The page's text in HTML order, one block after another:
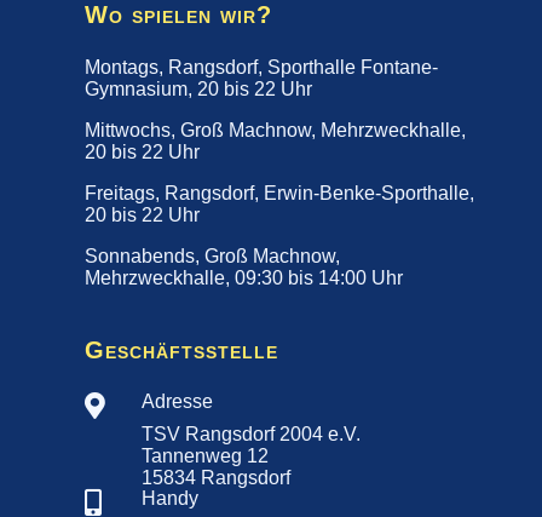
Wo spielen wir?
Montags, Rangsdorf, Sporthalle Fontane-
Gymnasium, 20 bis 22 Uhr
Mittwochs, Groß Machnow, Mehrzweckhalle,
20 bis 22 Uhr
Freitags, Rangsdorf, Erwin-Benke-Sporthalle,
20 bis 22 Uhr
Sonnabends, Groß Machnow,
Mehrzweckhalle, 09:30 bis 14:00 Uhr
Geschäftsstelle

Adresse
TSV Rangsdorf 2004 e.V.
Tannenweg 12
15834 Rangsdorf

Handy